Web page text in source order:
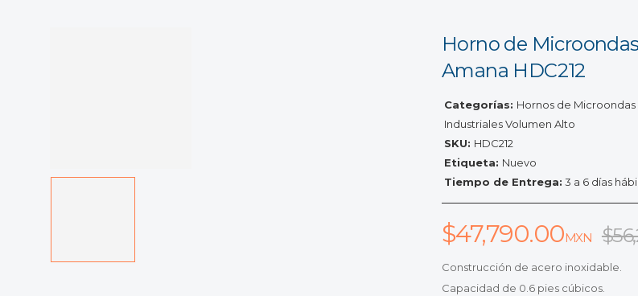
Horno de
Amana HDC212
Categorías: Hornos de Microondas
Industriales Volumen Alto
SKU: HDC212
Etiqueta: Nuevo
Tiempo de Entrega: 3 a 6 días
$47,790.00MXN $
Construcción de acero inoxidable.
Capacidad de 0.6 pies cúbicos.